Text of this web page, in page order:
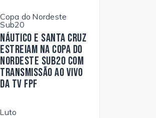
Copa do Nordeste
Sub20
Náutico e Santa Cruz
estreiam na Copa do
Nordeste Sub20 com
transmissão ao vivo
da TV FPF
Luto